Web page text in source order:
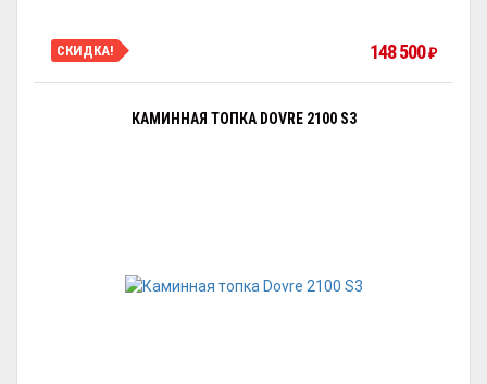
СКИДКА! 148 500₽
КАМИННАЯ ТОПКА DOVRE 2100 S3